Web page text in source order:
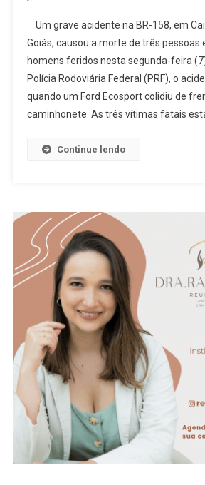
Acidente
Mata
Três
Pessoas
E
Deixa
Feridas
(veja
O
Vídeo)
Um grave acidente na BR-158, em
Goiás, causou a morte de três pessoas
homens feridos nesta segunda-feira
Polícia Rodoviária Federal (PRF), o
quando um Ford Ecosport colidiu de
caminhonete. As três vítimas fatais
Continue lendo